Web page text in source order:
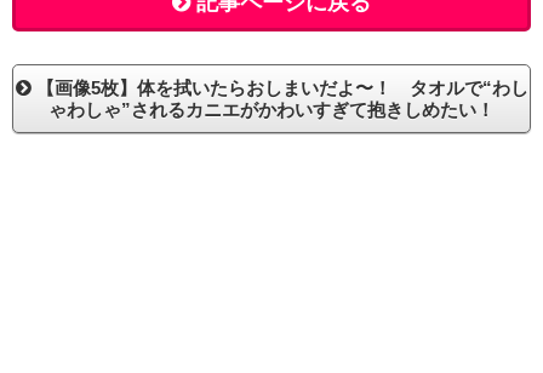
【画像5枚】体を拭いたらおしまいだよ〜！ タオルで“わし
ゃわしゃ”されるカニエがかわいすぎて抱きしめたい！